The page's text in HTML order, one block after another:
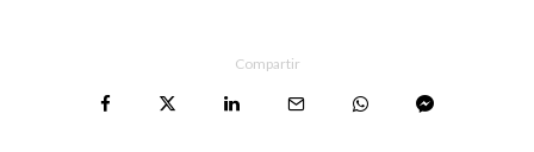
Compartir